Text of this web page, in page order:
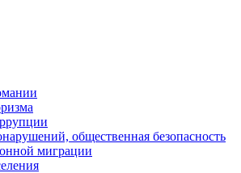
общественная безопасность
миграции